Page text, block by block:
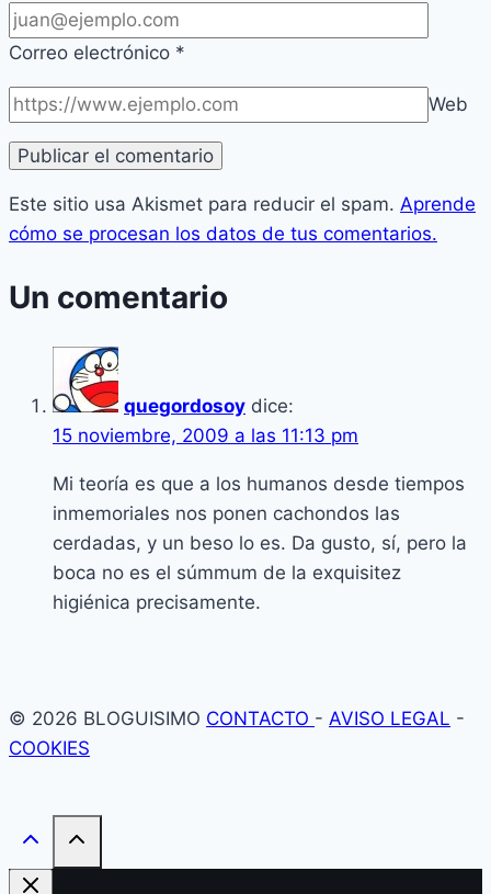
Correo electrónico *
Web
Este sitio usa Akismet para reducir el spam. Aprende
cómo se procesan los datos de tus comentarios.
Un comentario
quegordosoy dice:
15 noviembre, 2009 a las 11:13 pm
Mi teorí­a es que a los humanos desde tiempos
inmemoriales nos ponen cachondos las
cerdadas, y un beso lo es. Da gusto, sí­, pero la
boca no es el súmmum de la exquisitez
higiénica precisamente.
© 2026 BLOGUISIMO CONTACTO - AVISO LEGAL -
COOKIES